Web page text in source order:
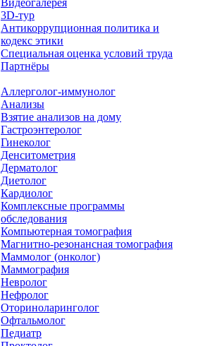
Видеогалерея
3D-тур
Антикоррупционная политика и
кодекс этики
Специальная оценка условий труда
Партнёры
Аллерголог-иммунолог
Анализы
Взятие анализов на дому
Гастроэнтеролог
Гинеколог
Денситометрия
Дерматолог
Диетолог
Кардиолог
Комплексные программы
обследования
Компьютерная томография
Магнитно-резонансная томография
Маммолог (онколог)
Маммография
Невролог
Нефролог
Оториноларинголог
Офтальмолог
Педиатр